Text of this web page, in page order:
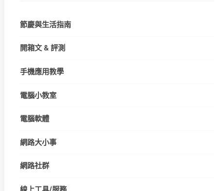
節慶與生活指南
開箱文 & 評測
手機應用教學
電腦小教室
電腦軟體
網路大小事
網路社群